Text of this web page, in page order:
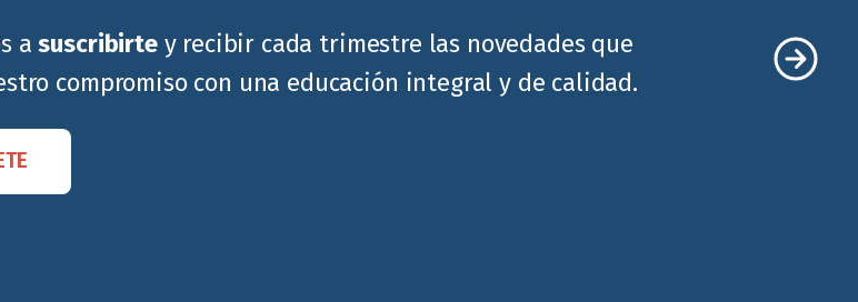
asuscribirtey recibir cada trimestre las novedades que
compromiso con una educación integral y de calidad.